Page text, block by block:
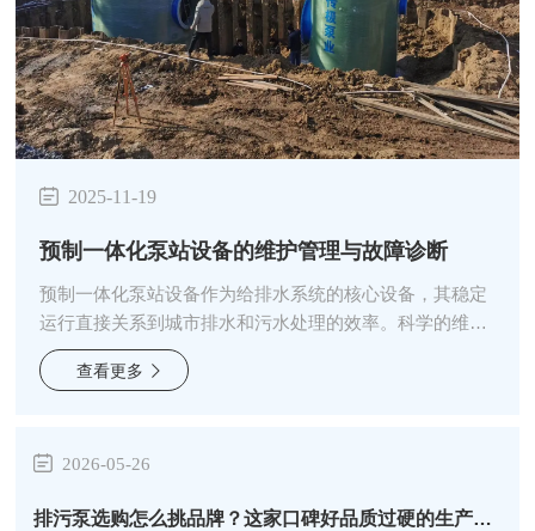
2025-11-19
预制一体化泵站设备的维护管理与故障诊断
预制一体化泵站设备作为给排水系统的核心设备，其稳定
运行直接关系到城市排水和污水处理的效率。科学的维护
管理和高效的故障诊断是保障泵站长期可靠运行的关键。
一、预防性维护管理体系建立*的预防性维护体系是确保预
目，及时发现松动、腐蚀等早期问题。定期维护涵盖润滑
既定周期执行标准化作业流程。重点部件需进行专项检
查看更多
2026-05-26
排污泵选购怎么挑品牌？这家口碑好品质过硬的生产厂家值得了解